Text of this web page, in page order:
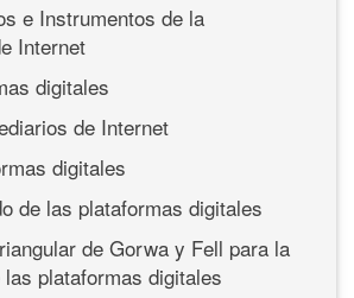
e Instrumentos de la
Internet
digitales
de Internet
digitales
de las plataformas digitales
de Gorwa y Fell para la
plataformas digitales